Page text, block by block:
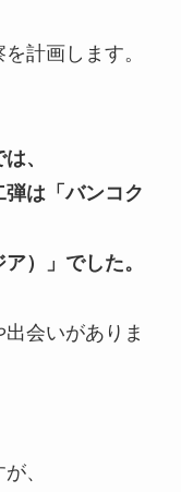
計画します。
、
は「バンコク
）」でした。
会いがありま
、